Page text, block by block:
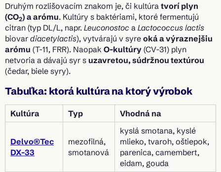
Druhým rozlišovacím znakom je, či kultúra tvorí plyn
(CO2) a arómu. Kultúry s baktériami, ktoré fermentujú
citran (typ DL/L, napr. Leuconostoc a Lactococcus lactis
biovar diacetylactis), vytvárajú v syre oká a výraznejšiu
arómu (T-11, FRR). Naopak O-kultúry (CV-31) plyn
netvoria a dávajú syr s uzavretou, súdržnou textúrou
(čedar, biele syry).
Tabuľka: ktorá kultúra na ktorý výrobok
Kultúra Typ Vhodná na
Delvo®Tec
DX-33
mezofilná,
smotanová
kyslá smotana, kyslé
mlieko, tvaroh, oštiepok,
parenica, camembert,
eidam, gouda